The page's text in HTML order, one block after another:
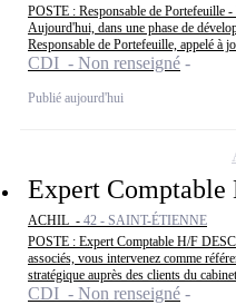
POSTE : Responsable de
Aujourd'hui, dans une phase de
Responsable de Portefeuille, appelé à
CDI - Non renseigné
Publié aujourd'hui
Expert Comptable
ACHIL - 42 - SAINT-ÉTIENNE
POSTE : Expert Comptable H/F
associés, vous intervenez comme
stratégique auprès des clients du
CDI - Non renseigné